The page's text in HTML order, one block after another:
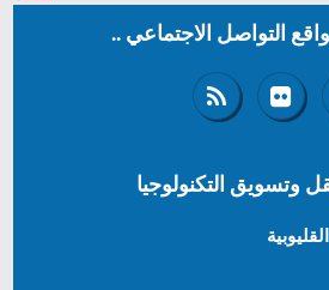
التواصل الاجتماعي ..
وتسويق التكنولوجيا